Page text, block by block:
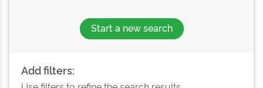
Start a new search
Add filters: